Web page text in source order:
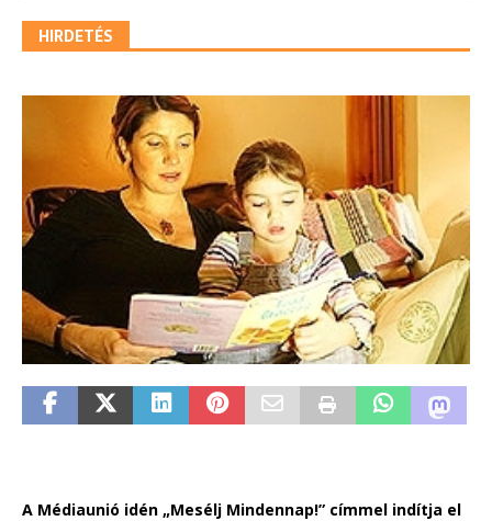
HIRDETÉS
A Médiaunió idén „Mesélj Mindennap!” címmel indítja el